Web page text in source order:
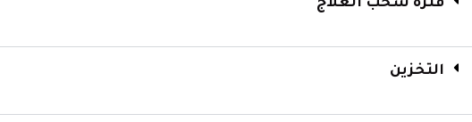
فترة سحب العلاج
التخزين